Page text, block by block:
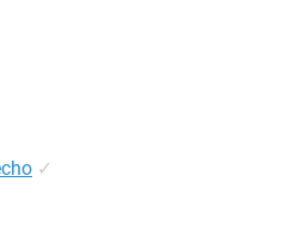
✓